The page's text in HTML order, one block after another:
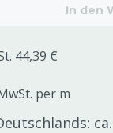
In den
44,39 €
per m